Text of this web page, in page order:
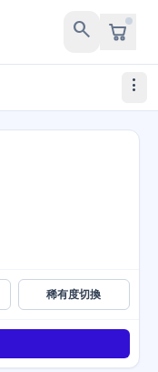
search
more_vert
稀有度切換